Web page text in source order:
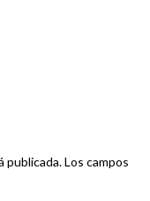
publicada.Los campos